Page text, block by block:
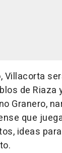
Villacorta
de Riaza
Granero,
que
ideas